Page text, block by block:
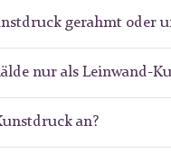
gerahmt oder
nur als Leinwand-
an?